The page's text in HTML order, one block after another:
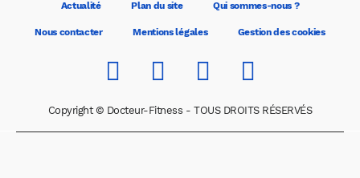
Actualité Plan du site Qui sommes-nous ?
Nous contacter Mentions légales Gestion des cookies
Copyright © Docteur-Fitness - TOUS DROITS RÉSERVÉS